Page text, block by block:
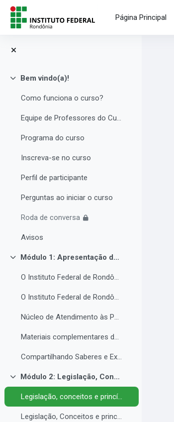
Salta al contenido principal
Página Principal
Colapsar
Bem vindo(a)!
Como funciona o curso?
Equipe de Professores do Curso
Programa do curso
Inscreva-se no curso
Perfil de participante
Perguntas ao iniciar o curso
Roda de conversa
Avisos
Colapsar
Módulo 1: Apresentação da Instituição e do NAPNE.
O Instituto Federal de Rondônia - IFRO
O Instituto Federal de Rondônia - IFRO
Núcleo de Atendimento às Pessoas com Necessidades Educacionais Específicas (NAPNE)
Materiais complementares do Módulo 1
Compartilhando Saberes e Experiências.
Colapsar
Módulo 2: Legislação, Conceitos e princípios da educação inclusiva.
Legislação, conceitos e princípios da educação inclusiva.
Legislação, Conceitos e princípios da educação inclusiva (parte 2)